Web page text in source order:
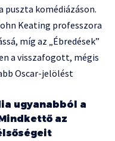
komédiázáson.
Keating professzora
míg az „Ébredések”
a visszafogott, mégis
Oscar-jelölést
ugyanabból a
az